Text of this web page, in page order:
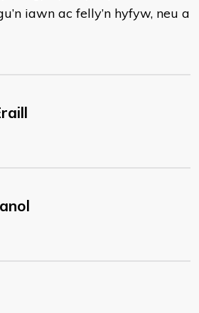
iawn ac felly’n hyfyw, neu a